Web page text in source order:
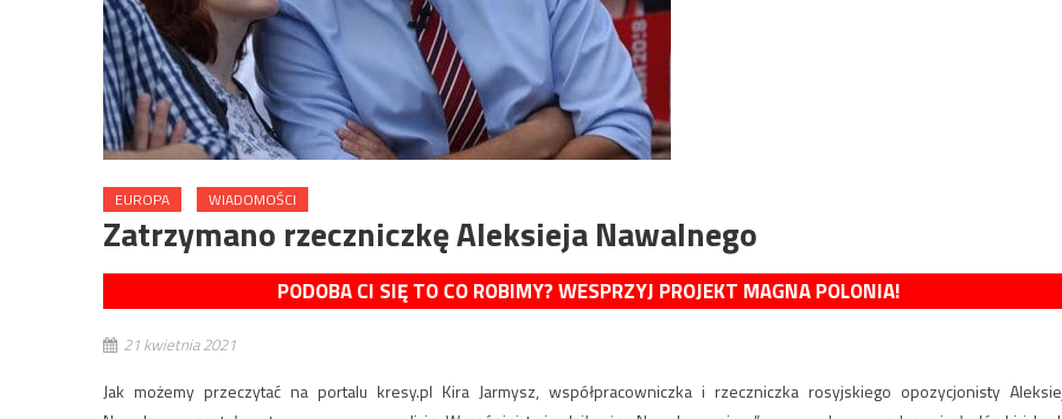
EUROPA WIADOMOŚCI
Zatrzymano rzeczniczkę Aleksieja Nawalnego
PODOBA CI SIĘ TO CO ROBIMY? WESPRZYJ PROJEKT MAGNA POLONIA!
21 kwietnia 2021
Jak możemy przeczytać na portalu kresy.pl Kira Jarmysz, współpracowniczka i rzeczniczka rosyjskiego opozycjonisty